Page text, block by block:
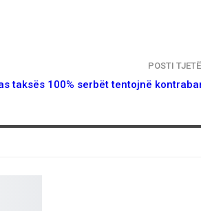
POSTI
taksës 100% serbët tentojnë